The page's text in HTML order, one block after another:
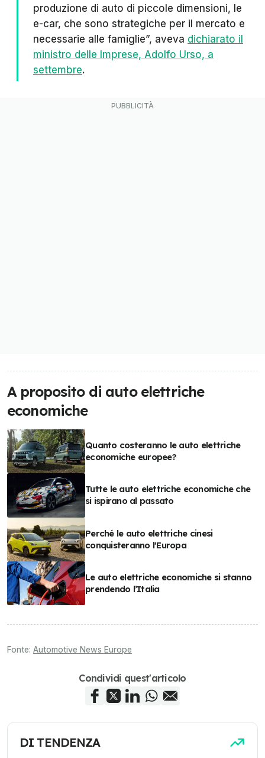
produzione di auto di piccole dimensioni, le
e-car, che sono strategiche per il mercato e
necessarie alle famiglie”, aveva dichiarato il
ministro delle Imprese, Adolfo Urso, a
settembre.
A proposito di auto elettriche
economiche
Quanto costeranno le auto elettriche
economiche europee?
Tutte le auto elettriche economiche che
si ispirano al passato
Perché le auto elettriche cinesi
conquisteranno l'Europa
Le auto elettriche economiche si stanno
prendendo l’Italia
Fonte: Automotive News Europe
Condividi quest'articolo
DI TENDENZA